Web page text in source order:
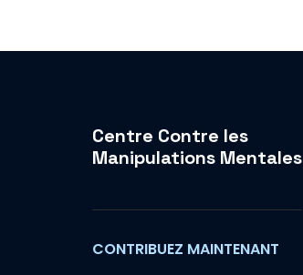
Centre Contre les
Manipulations Mentales
CONTRIBUEZ MAINTENANT